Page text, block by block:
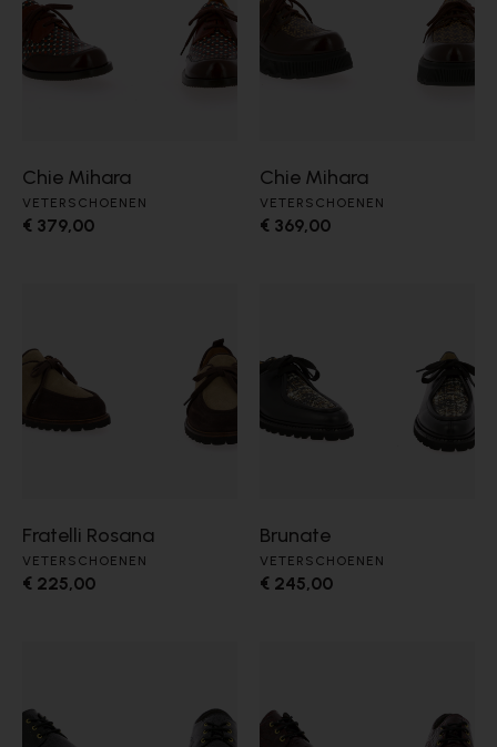
Chie Mihara
VETERSCHOENEN
€ 379,00
Chie Mihara
VETERSCHOENEN
€ 369,00
Fratelli Rosana
VETERSCHOENEN
€ 225,00
Brunate
VETERSCHOENEN
€ 245,00